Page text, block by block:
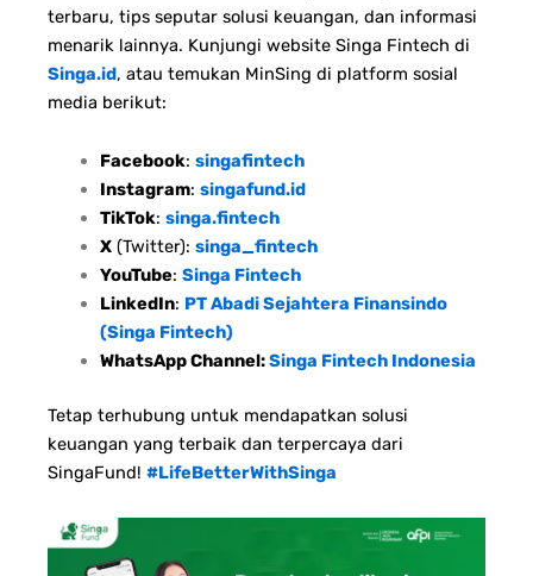
terbaru, tips seputar solusi keuangan, dan informasi
menarik lainnya. Kunjungi website Singa Fintech di
Singa.id, atau temukan MinSing di platform sosial
media berikut:
Facebook: singafintech
Instagram: singafund.id
TikTok: singa.fintech
X(Twitter): singa_fintech
YouTube: Singa Fintech
LinkedIn: PT Abadi Sejahtera Finansindo
(Singa Fintech)
WhatsApp Channel:Singa Fintech Indonesia
Tetap terhubung untuk mendapatkan solusi
keuangan yang terbaik dan terpercaya dari
SingaFund! #LifeBetterWithSinga